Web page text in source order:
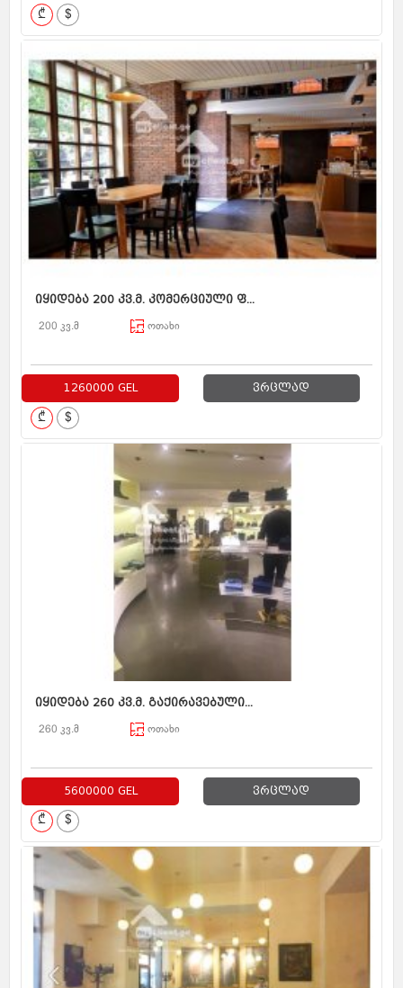
₾ $
იყიდება 200 კვ.მ. კომერციული ფ...
200 კვ.მ ოთახი
1260000 GEL ვრცლად
₾ $
იყიდება 260 კვ.მ. გაქირავებული...
260 კვ.მ ოთახი
5600000 GEL ვრცლად
₾ $